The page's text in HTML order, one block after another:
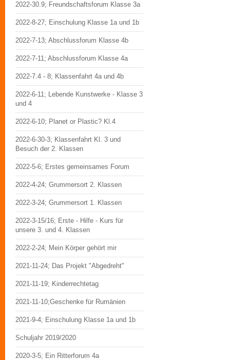
2022-30.9; Freundschaftsforum Klasse 3a
2022-8-27; Einschulung Klasse 1a und 1b
2022-7-13; Abschlussforum Klasse 4b
2022-7-11; Abschlussforum Klasse 4a
2022-7.4 - 8; Klassenfahrt 4a und 4b
2022-6-11; Lebende Kunstwerke - Klasse 3
und 4
2022-6-10; Planet or Plastic? Kl.4
2022-6-30-3; Klassenfahrt Kl. 3 und
Besuch der 2. Klassen
2022-5-6; Erstes gemeinsames Forum
2022-4-24; Grummersort 2. Klassen
2022-3-24; Grummersort 1. Klassen
2022-3-15/16; Erste - Hilfe - Kurs für
unsere 3. und 4. Klassen
2022-2-24; Mein Körper gehört mir
2021-11-24; Das Projekt "Abgedreht"
2021-11-19; Kinderrechtetag
2021-11-10;Geschenke für Rumänien
2021-9-4; Einschulung Klasse 1a und 1b
Schuljahr 2019/2020
2020-3-5; Ein Ritterforum 4a